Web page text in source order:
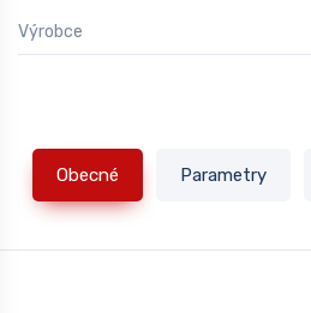
Výrobce
Obecné Parametry